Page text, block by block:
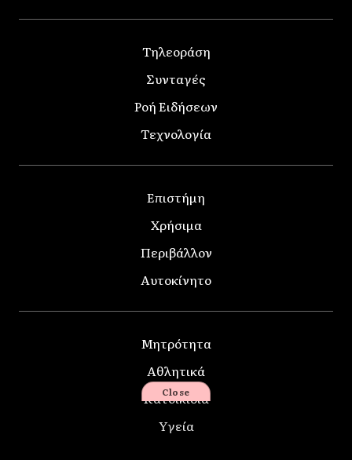
Τηλεοράση
Συνταγές
Ροή Ειδήσεων
Τεχνολογία
Επιστήμη
Χρήσιμα
Περιβάλλον
Αυτοκίνητο
Μητρότητα
Αθλητικά
Κατοικίδια
Υγεία
Close